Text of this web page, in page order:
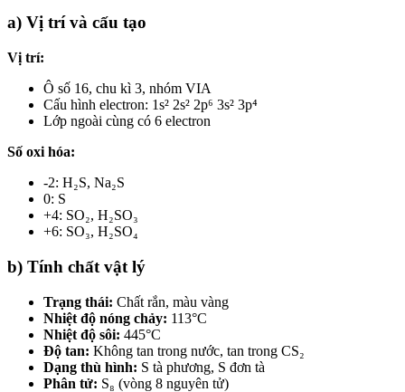
a) Vị trí và cấu tạo
Vị trí:
Ô số 16, chu kì 3, nhóm VIA
Cấu hình electron: 1s² 2s² 2p⁶ 3s² 3p⁴
Lớp ngoài cùng có 6 electron
Số oxi hóa:
-2: H₂S, Na₂S
0: S
+4: SO₂, H₂SO₃
+6: SO₃, H₂SO₄
b) Tính chất vật lý
Trạng thái: Chất rắn, màu vàng
Nhiệt độ nóng chảy: 113°C
Nhiệt độ sôi: 445°C
Độ tan: Không tan trong nước, tan trong CS₂
Dạng thù hình: S tà phương, S đơn tà
Phân tử: S₈ (vòng 8 nguyên tử)